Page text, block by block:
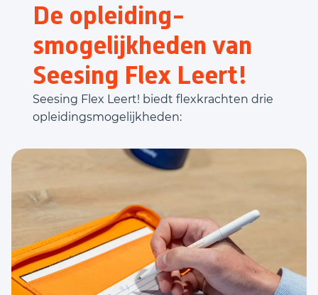
De opleiding-
smogelijkheden van
Seesing Flex Leert!
Seesing Flex Leert! biedt flexkrachten drie
opleidingsmogelijkheden: